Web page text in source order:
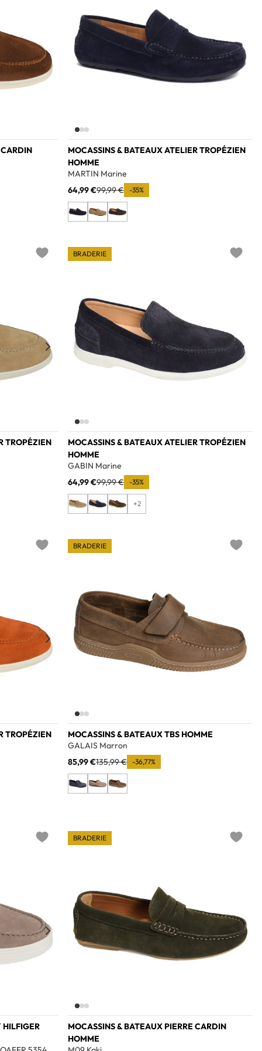
MOCASSINS & BATEAUX ATELIER TROPÉZIEN
HOMME
MARTIN Marine
64,99 €99,99 € -35%
TROPÉZIEN
MOCASSINS & BATEAUX ATELIER TROPÉZIEN
HOMME
GABIN Marine
64,99 €99,99 € -35%
+2
BRADERIE
TROPÉZIEN
MOCASSINS & BATEAUX TBS HOMME
GALAIS Marron
85,99 €135,99 € -36,77%
BRADERIE
HILFIGER
MOCASSINS & BATEAUX PIERRE CARDIN
HOMME
BRADERIE